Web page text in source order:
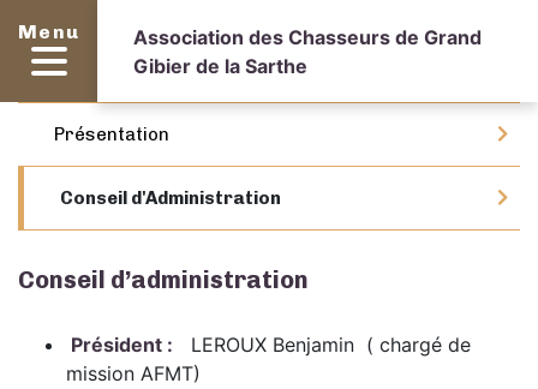
Menu
Association des Chasseurs de Grand
Gibier de la Sarthe
Conseil d’administration
Président : LEROUX Benjamin ( chargé de
mission AFMT)
Présentation
Conseil d'Administration